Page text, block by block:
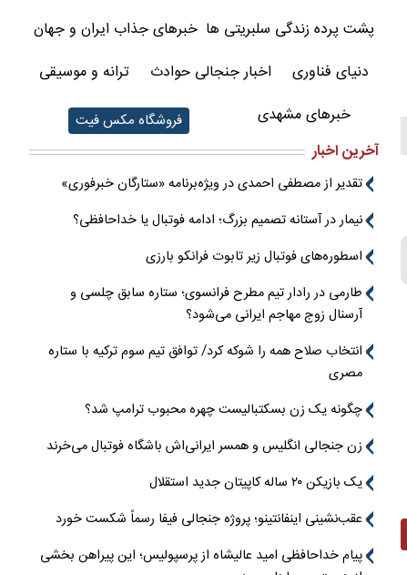
پشت پرده زندگی سلبریتی ها خبرهای جذاب ایران و جهان
دنیای فناوری
اخبار جنجالی حوادث
ترانه و موسیقی
خبرهای مشهدی
فروشگاه مکس فیت
آخرین اخبار
تقدیر از مصطفی احمدی در ویژه‌برنامه «ستارگان خبرفوری»
نیمار در آستانه تصمیم بزرگ؛ ادامه فوتبال یا خداحافظی؟
اسطوره‌های فوتبال زیر تابوت فرانکو بارزی
طارمی در رادار تیم مطرح فرانسوی؛ ستاره سابق چلسی و
آرسنال زوج مهاجم ایرانی می‌شود؟
انتخاب صلاح همه را شوکه کرد/ توافق تیم سوم ترکیه با ستاره
مصری
چگونه یک زن بسکتبالیست چهره محبوب ترامپ شد؟
زن جنجالی انگلیس و همسر ایرانی‌اش باشگاه فوتبال می‌خرند
یک بازیکن ۲۰ ساله کاپیتان جدید استقلال
عقب‌نشینی اینفانتینو؛ پروژه جنجالی فیفا رسماً شکست خورد
پیام خداحافظی امید عالیشاه از پرسپولیس؛ این پیراهن بخشی